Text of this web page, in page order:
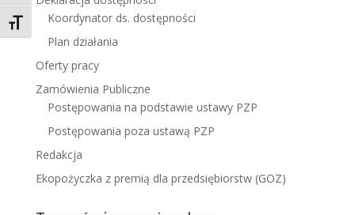
Toggle Font sizeKoordynator ds. dostępności
Plan działania
Oferty pracy
Zamówienia Publiczne
Postępowania na podstawie ustawy PZP
Postępowania poza ustawą PZP
Redakcja
Ekopożyczka z premią dla przedsiębiorstw (GOZ)